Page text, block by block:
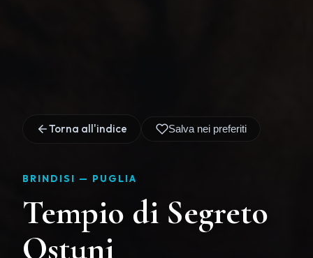
Torna all'indice Salva nei preferiti
BRINDISI — PUGLIA
Tempio di Segreto
Ostuni